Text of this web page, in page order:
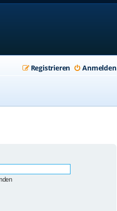
Anmelden
Registrieren